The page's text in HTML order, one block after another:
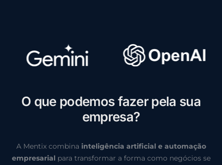
O que podemos fazer pela sua
empresa?
A Mentix combina inteligência artificial e automação
empresarial para transformar a forma como negócios se